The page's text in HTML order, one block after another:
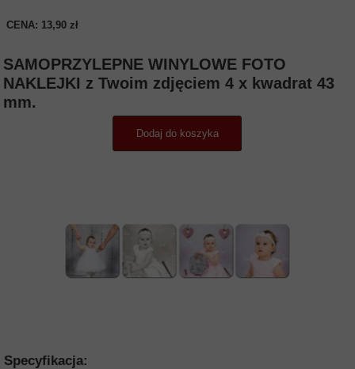
Dodaj do koszyka
Specyfikacja:
SAMOPRZYLEPNE WINYLOWE FOTO
NAKLEJKI z Twoim zdjęciem 4 x kwadrat 43
mm.
CENA: 13,90 zł